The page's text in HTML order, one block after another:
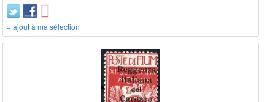
+ ajout à ma sélection